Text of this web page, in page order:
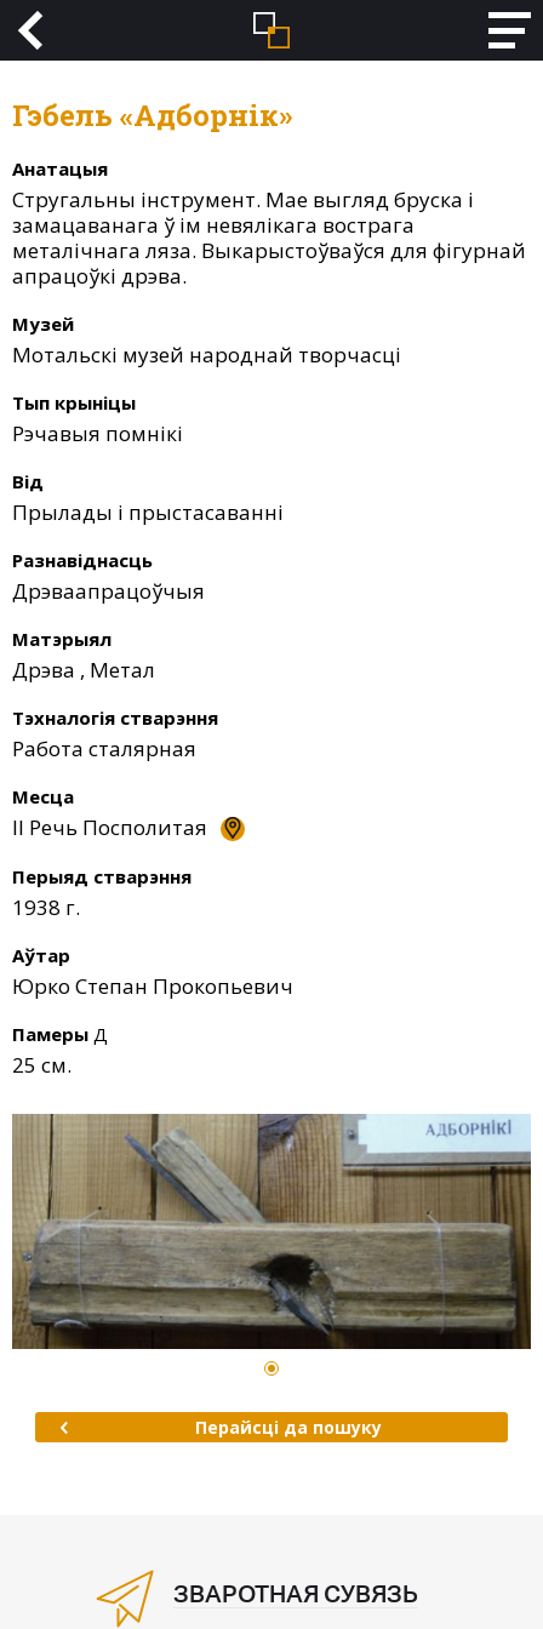
Гэбель «Адборнік»
Анатацыя
Стругальны інструмент. Мае выгляд бруска і
замацаванага ў ім невялікага вострага
металічнага ляза. Выкарыстоўваўся для фігурнай
апрацоўкі дрэва.
Музей
Мотальскі музей народнай творчасці
Тып крыніцы
Рэчавыя помнікі
Від
Прылады і прыстасаванні
Разнавіднасць
Дрэваапрацоўчыя
Матэрыял
Дрэва , Метал
Тэхналогія стварэння
Работа сталярная
Месца
II Речь Посполитая
Перыяд стварэння
1938 г.
Аўтар
Юрко Степан Прокопьевич
Памеры Д
25 см.
Перайсці да пошуку
ЗВАРОТНАЯ СУВЯЗЬ